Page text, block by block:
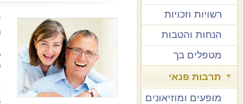
רשויות וזכויות
הנחות והטבות
מטפלים בך
תרבות פנאי
מופעים ומוזיאונים